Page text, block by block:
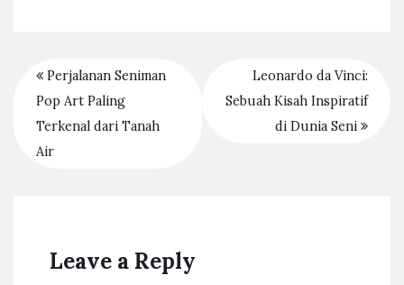
Perjalanan Seniman
Pop Art Paling
Terkenal dari Tanah
Air
Leonardo da Vinci:
Sebuah Kisah Inspiratif
di Dunia Seni
Leave a Reply